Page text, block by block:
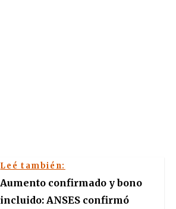
Leé también:
Aumento confirmado y bono
incluido: ANSES confirmó